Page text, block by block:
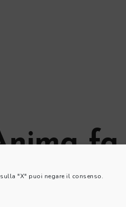
"X" puoi negare il consenso.
© L'Anima fa Arte